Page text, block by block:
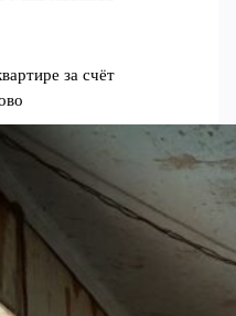
за счёт